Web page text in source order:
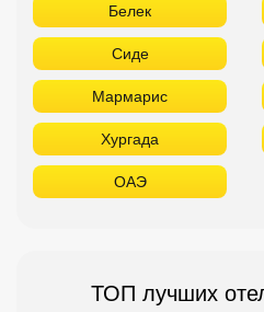
Белек
Сиде
Мармарис
Хургада
ОАЭ
ТОП лучших